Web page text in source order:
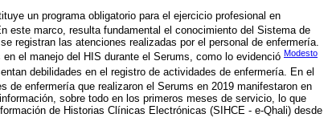
un programa obligatorio para el ejercicio profesional en
este marco, resulta fundamental el conocimiento del Sistema de
registran las atenciones realizadas por el personal de enfermería.
el manejo del HIS durante el Serums, como lo evidenció Modesto
debilidades en el registro de actividades de enfermería. En el
de enfermería que realizaron el Serums en 2019 manifestaron en
sobre todo en los primeros meses de servicio, lo que
de Historias Clínicas Electrónicas (SIHCE - e-Qhali) desde